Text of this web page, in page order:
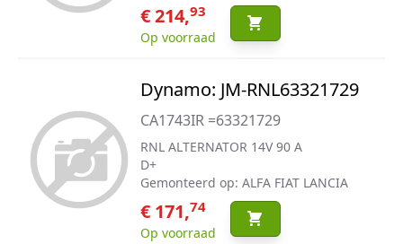
€ 214,93
Op voorraad
Dynamo: JM-RNL63321729
CA1743IR =63321729
RNL ALTERNATOR 14V 90 A
D+
Gemonteerd op: ALFA FIAT LANCIA
€ 171,74
Op voorraad